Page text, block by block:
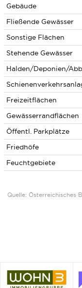
Gebäude
Fließende Gewässer
Sonstige Flächen
Stehende Gewässer
Halden/Deponien/
Freizeitflächen
Gewässerrandflächen
Öffentl. Parkplätze
Friedhöfe
Feuchtgebiete
Quelle: Österreichisches